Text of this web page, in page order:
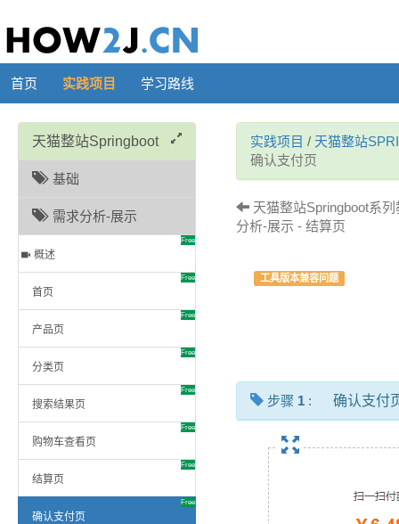
首页 实践项目 学习路线
天猫整站Springboot
基础
需求分析-展示
概述
Free
首页
Free
产品页
Free
分类页
Free
搜索结果页
Free
购物车查看页
Free
结算页
Free
确认支付页
Free
实践项目 / 天猫整站
确认支付页
天猫整站Springboot系
分析-展示 - 结算页
工具版本兼容问题
步骤 1 : 确认支付